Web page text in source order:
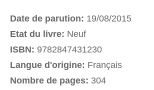
Date de parution: 19/08/2015
Etat du livre: Neuf
ISBN: 9782847431230
Langue d'origine: Français
Nombre de pages: 304